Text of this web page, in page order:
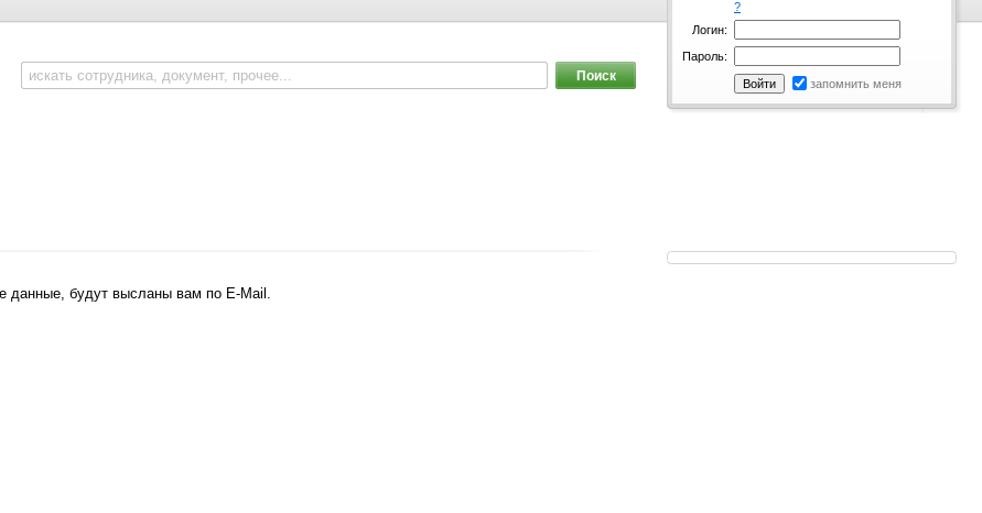
?
Логин:
Пароль:
запомнить меня
данные, будут высланы вам по E-Mail.